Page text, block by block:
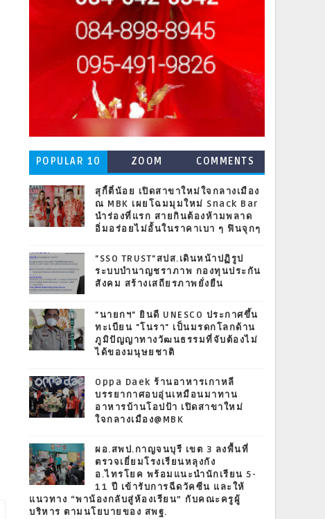
POPULAR 10 ZOOM COMMENTS
สุกี้ตี๋น้อย เปิดสาขาใหม่ใจกลางเมือง
ณ MBK เผยโฉมมุมใหม่ Snack Bar
นำร่องที่แรก สายกินต้องห้ามพลาด
อิ่มอร่อยไม่อั้นในราคาเบา ๆ ฟินจุกๆ
"SSO TRUST"สปส.เดินหน้าปฏิรูป
ระบบบำนาญชราภาพ กองทุนประกัน
สังคม สร้างเสถียรภาพยั่งยืน
"นายกฯ" ยินดี UNESCO ประกาศขึ้น
ทะเบียน "โนรา" เป็นมรดกโลกด้าน
ภูมิปัญญาทางวัฒนธรรมที่จับต้องไม่
ได้ของมนุษยชาติ
Oppa Daek ร้านอาหารเกาหลี
บรรยากาศอบอุ่นเหมือนมาทาน
อาหารบ้านโอปป้า เปิดสาขาใหม่
ใจกลางเมือง@MBK
ผอ.สพป.กาญจนบุรี เขต 3 ลงพื้นที่
ตรวจเยี่ยมโรงเรียนหลุงกัง
อ.ไทรโยค พร้อมแนะนำนักเรียน 5-
11 ปี เข้ารับการฉีดวัคซีน และให้
แนวทาง “พาน้องกลับสู่ห้องเรียน” กับคณะครูผู้
บริหาร ตามนโยบายของ สพฐ.